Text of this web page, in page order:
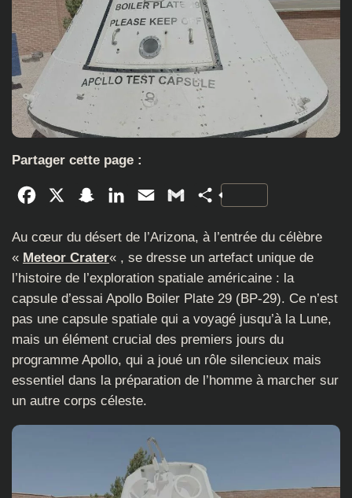
Partager cette page :
Facebook SnapchatLinkedInEmail GmailPartager
Au cœur du désert de l’Arizona, à l’entrée du célèbre
« Meteor Crater« , se dresse un artefact unique de
l’histoire de l’exploration spatiale américaine : la
capsule d’essai Apollo Boiler Plate 29 (BP-29). Ce n’est
pas une capsule spatiale qui a voyagé jusqu’à la Lune,
mais un élément crucial des premiers jours du
programme Apollo, qui a joué un rôle silencieux mais
essentiel dans la préparation de l’homme à marcher sur
un autre corps céleste.